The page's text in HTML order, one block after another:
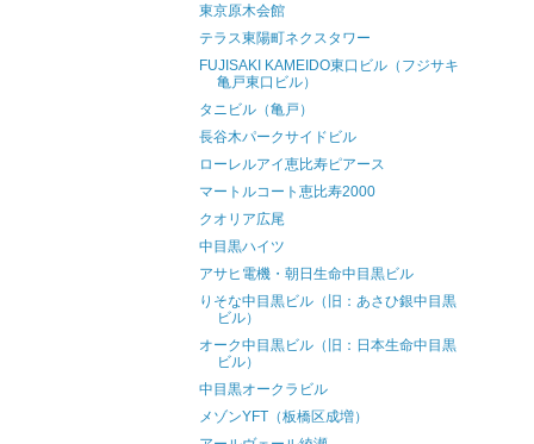
東京原木会館
テラス東陽町ネクスタワー
FUJISAKI KAMEIDO東口ビル（フジサキ
亀戸東口ビル）
タニビル（亀戸）
長谷木パークサイドビル
ローレルアイ恵比寿ピアース
マートルコート恵比寿2000
クオリア広尾
中目黒ハイツ
アサヒ電機・朝日生命中目黒ビル
りそな中目黒ビル（旧：あさひ銀中目黒
ビル）
オーク中目黒ビル（旧：日本生命中目黒
ビル）
中目黒オークラビル
メゾンYFT（板橋区成増）